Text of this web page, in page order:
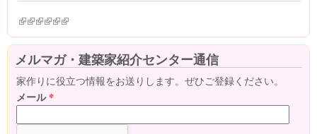
(link is external)
(link is external)
(link is external)
(link is external)
(link is external)
(link is external)
メルマガ・建築家紹介センター通信
家作りに役立つ情報をお送りします。ぜひご登録ください。
メール*